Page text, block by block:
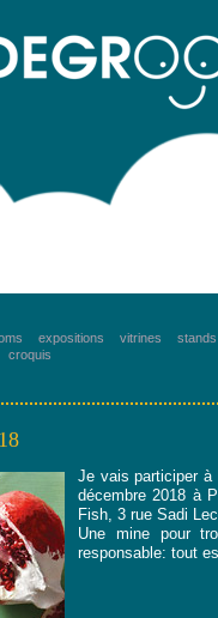
expositions vitrines stands
croquis
Je vais participer
décembre 2018 à
Fish, 3 rue Sadi
Une mine pour
responsable: tout